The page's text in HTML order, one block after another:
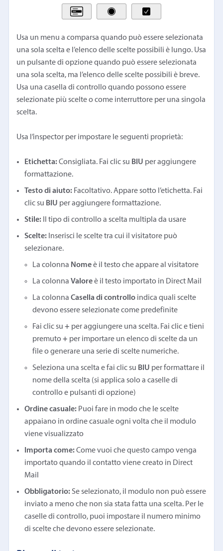
Usa un menu a comparsa quando può essere selezionata
una sola scelta e l’elenco delle scelte possibili è lungo. Usa
un pulsante di opzione quando può essere selezionata
una sola scelta, ma l’elenco delle scelte possibili è breve.
Usa una casella di controllo quando possono essere
selezionate più scelte o come interruttore per una singola
scelta.
Usa l’inspector per impostare le seguenti proprietà:
Etichetta:Consigliata. Fai clic su BIU per aggiungere
formattazione.
Testo di aiuto: Facoltativo. Appare sotto l’etichetta. Fai
clic su BIU per aggiungere formattazione.
Stile: Il tipo di controllo a scelta multipla da usare
Scelte: Inserisci le scelte tra cui il visitatore può
selezionare.
La colonna Nomeè il testo che appare al visitatore
La colonnaValoreè il testo importato in Direct Mail
La colonnaCasella di controllo indica quali scelte
devono essere selezionate come predefinite
Fai clic su+ per aggiungere una scelta. Fai clic e tieni
premuto+ per importare un elenco di scelte da un
file o generare una serie di scelte numeriche.
Seleziona una scelta e fai clic su BIU per formattare il
nome della scelta (si applica solo a caselle di
controllo e pulsanti di opzione)
Ordine casuale: Puoi fare in modo che le scelte
appaiano in ordine casuale ogni volta che il modulo
viene visualizzato
Importa come:Come vuoi che questo campo venga
importato quando il contatto viene creato in Direct
Mail
Obbligatorio: Se selezionato, il modulo non può essere
inviato a meno che non sia stata fatta una scelta. Per le
caselle di controllo, puoi impostare il numero minimo
di scelte che devono essere selezionate.